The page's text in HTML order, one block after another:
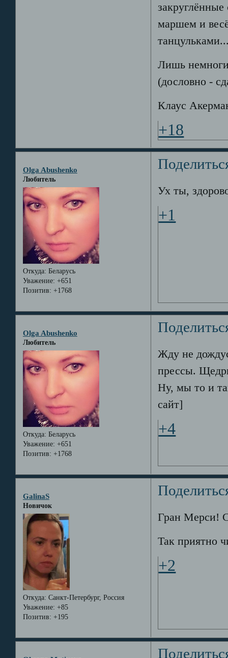
маршем и
Лишь
(дословно -
Клаус
+18
Olga Abushenko
Любитель
Откуда: Беларусь
Уважение: +651
Позитив: +1768
Ух ты,
+1
Olga Abushenko
Любитель
Откуда: Беларусь
Уважение: +651
Позитив: +1768
Жду не
прессы.
Ну, мы то и
сайт]
+4
GalinaS
Новичок
Откуда: Санкт-Петербург, Россия
Уважение: +85
Позитив: +195
Гран Мерси!
Так приятно
+2